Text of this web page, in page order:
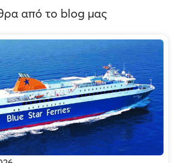
από το blog μας